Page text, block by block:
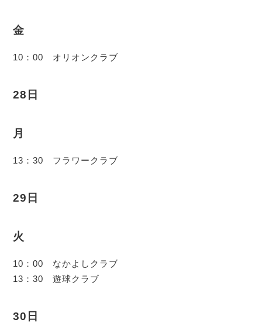
金
10：00 オリオンクラブ
28日
月
13：30 フラワークラブ
29日
火
10：00 なかよしクラブ
13：30 遊球クラブ
30日